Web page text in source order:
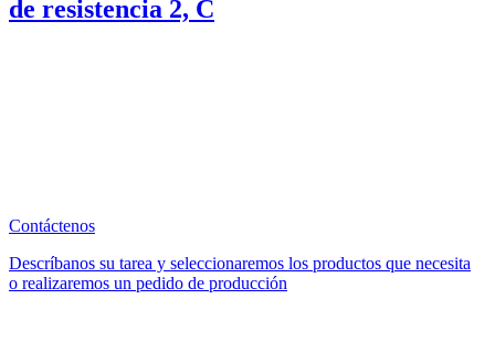
de resistencia 2, C
Contáctenos
Descríbanos su tarea y seleccionaremos los productos que necesita
o realizaremos un pedido de producción